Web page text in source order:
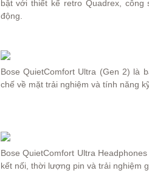
bật với thiết kế retro Quadrex, công
động.
Bose QuietComfort Ultra (Gen 2) là
chế về mặt trải nghiệm và tính năng
Bose QuietComfort Ultra
kết nối, thời lượng pin và trải nghiệm